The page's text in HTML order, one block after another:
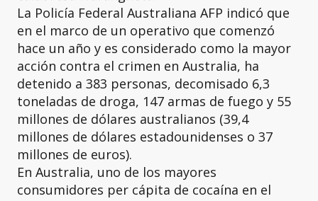
La Policía Federal Australiana AFP indicó que
en el marco de un operativo que comenzó
hace un año y es considerado como la mayor
acción contra el crimen en Australia, ha
detenido a 383 personas, decomisado 6,3
toneladas de droga, 147 armas de fuego y 55
millones de dólares australianos (39,4
millones de dólares estadounidenses o 37
millones de euros).
En Australia, uno de los mayores
consumidores per cápita de cocaína en el